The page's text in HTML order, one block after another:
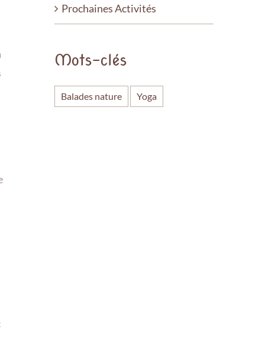
Prochaines Activités
Mots-clés
Balades nature Yoga